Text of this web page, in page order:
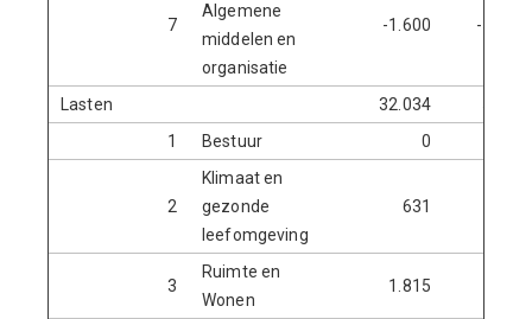
7
Algemene
middelen en
organisatie
-1.600 -
Lasten 32.034
1
Bestuur 0
2
Klimaat en
gezonde
leefomgeving
631
3
Ruimte en
Wonen
1.815